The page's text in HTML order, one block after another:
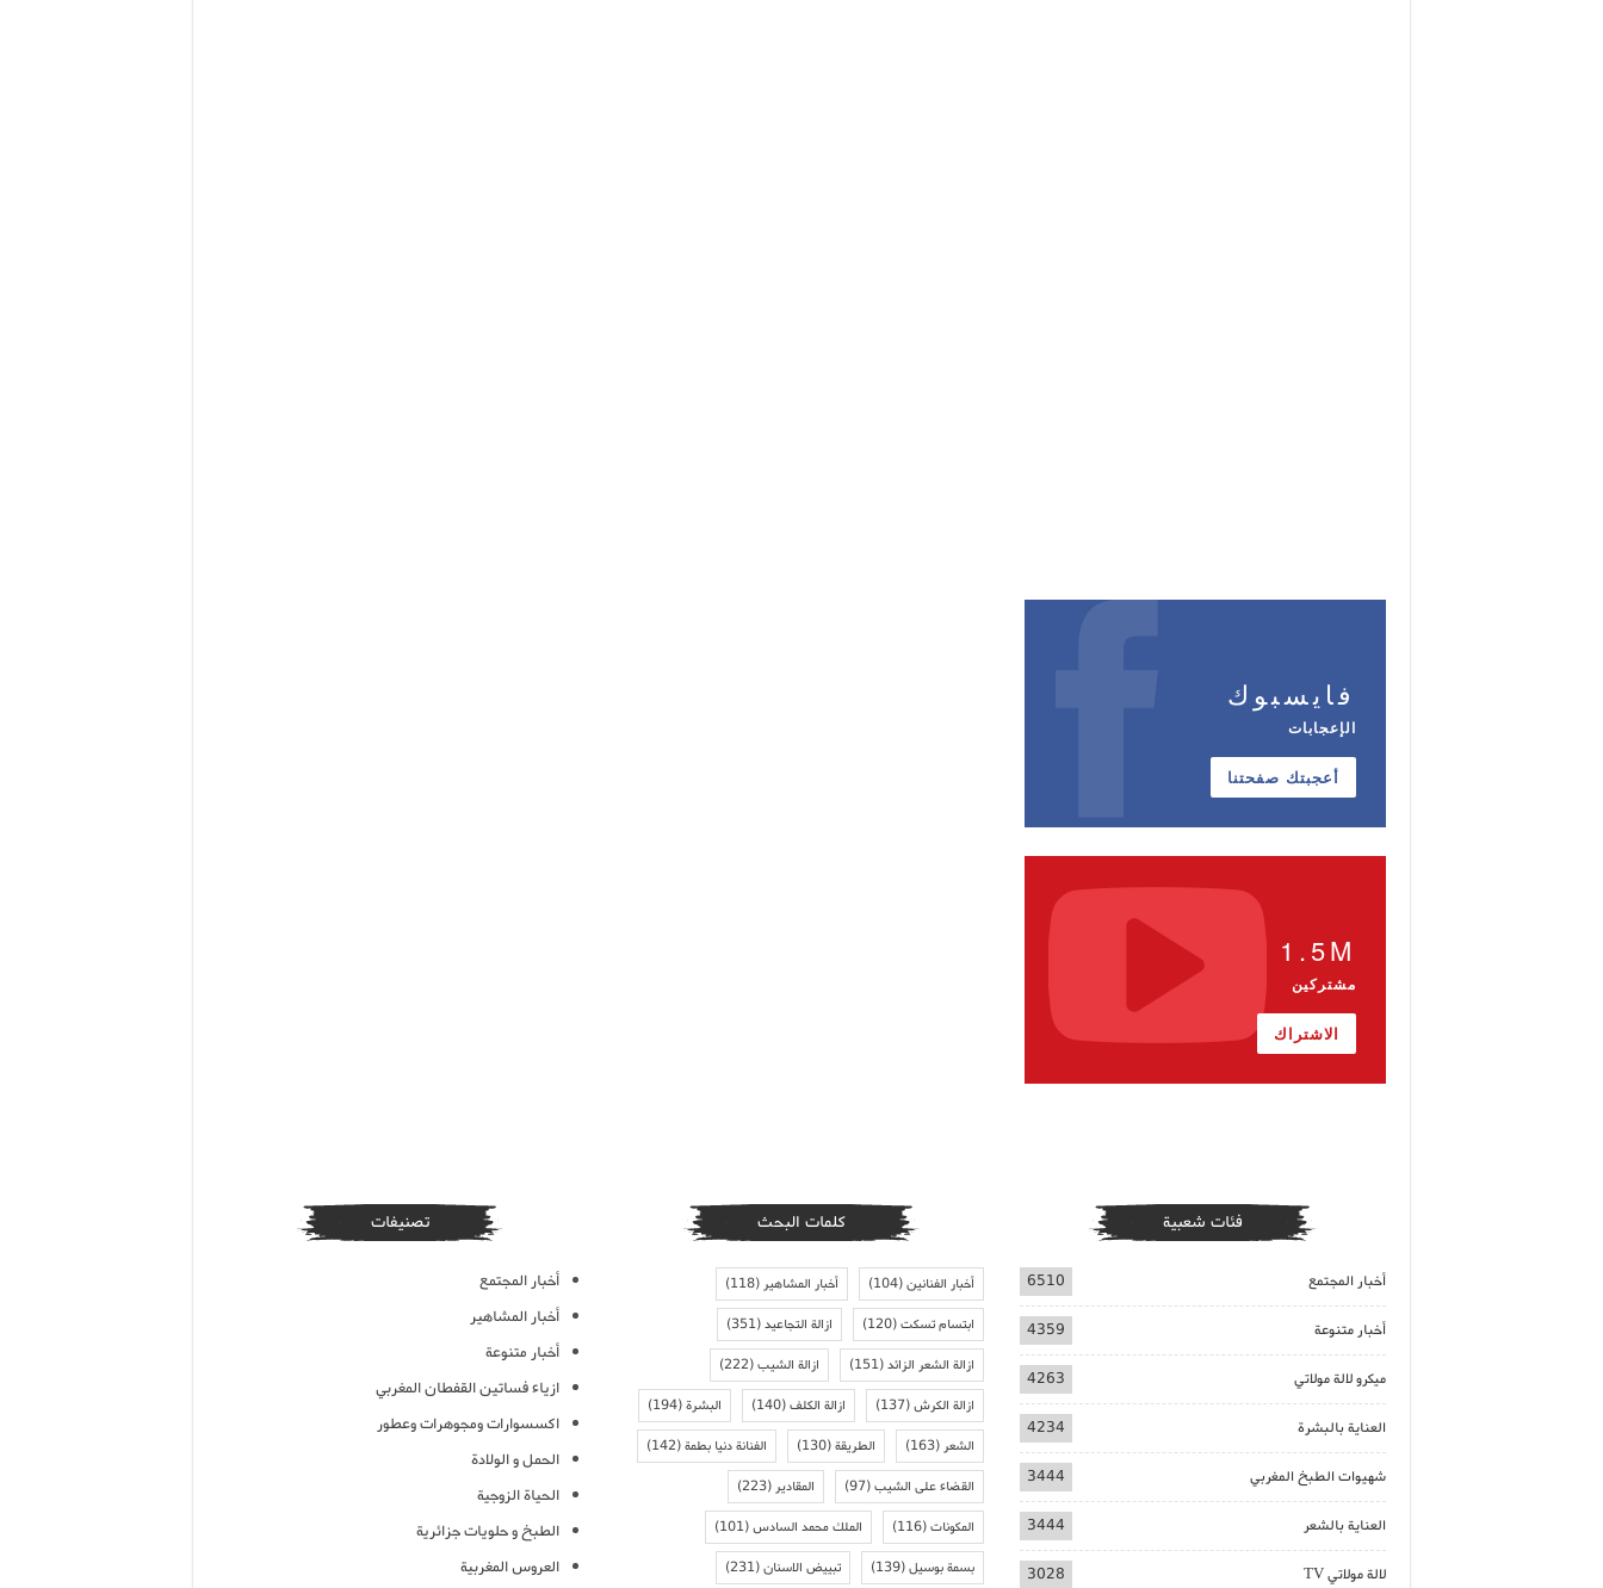
فايسبوك
الإعجابات
أعجبتك صفحتنا
1.5M
مشتركين
الاشتراك
فئات شعبية
أخبار المجتمع 6510
أخبار متنوعة 4359
ميكرو لالة مولاتي 4263
العناية بالبشرة 4234
شهيوات الطبخ المغربي 3444
العناية بالشعر 3444
لالة مولاتي TV 3028
كلمات البحث
أخبار الفنانين(104) أخبار المشاهير(118)
ابتسام تسكت(120) ازالة التجاعيد(351)
ازالة الشعر الزائد(151) ازالة الشيب(222)
ازالة الكرش(137) ازالة الكلف(140) البشرة(194)
الشعر(163) الطريقة(130) الفنانة دنيا بطمة(142)
القضاء على الشيب(97) المقادير(223)
المكونات(116) الملك محمد السادس(101)
بسمة بوسيل(139) تبييض الاسنان(231)
تصنيفات
أخبار المجتمع
أخبار المشاهير
أخبار متنوعة
ازياء فساتين القفطان المغربي
اكسسوارات ومجوهرات وعطور
الحمل و الولادة
الحياة الزوجية
الطبخ و حلويات جزائرية
العروس المغربية